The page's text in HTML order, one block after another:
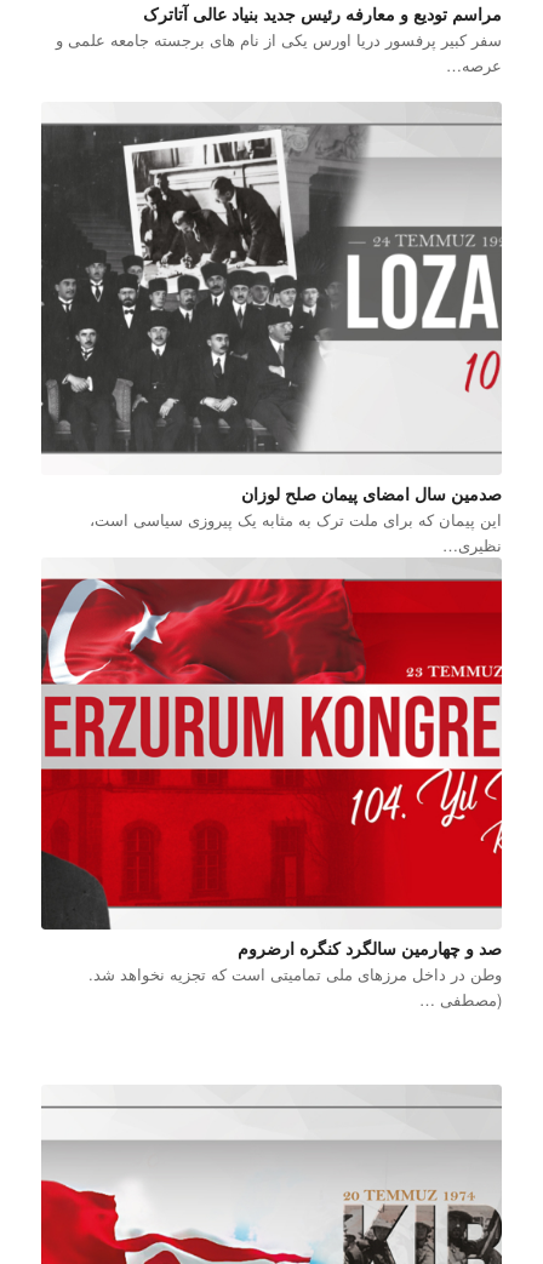
مراسم تودیع و معارفه رئیس جدید بنیاد عالی آتاترک
سفر کبیر پرفسور دریا اورس یکی از نام های برجسته جامعه علمی و
عرصه…
صدمین سال امضای پیمان صلح لوزان
این پیمان که برای ملت ترک به مثابه یک پیروزی سیاسی است،
نظیری…
صد و چهارمین سالگرد کنگره ارضروم
وطن در داخل مرزهای ملی تمامیتی است که تجزیه نخواهد شد.
(مصطفی …